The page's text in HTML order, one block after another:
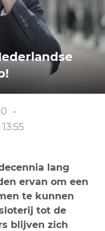
lang
ervan om een
te kunnen
tot de
blijven zich